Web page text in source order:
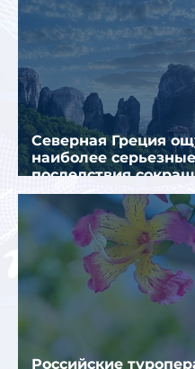
Северная Греция
наиболее серьезные
последствия
турпотока из России
Российские